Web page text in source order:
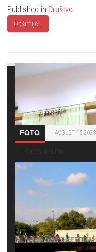
Published in Društvo
Opširnije...
FOTO AVGUST 15 2023